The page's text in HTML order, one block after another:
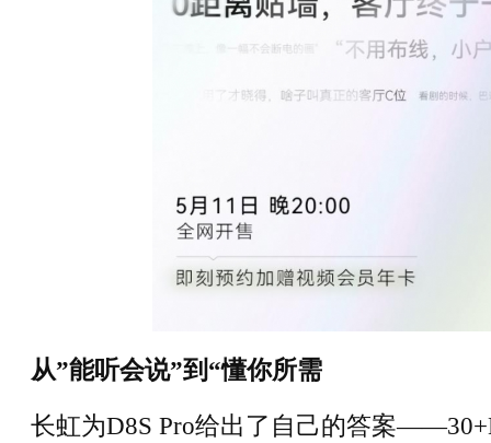
从”能听会说”到“懂你所需
长虹为D8S Pro给出了自己的答案